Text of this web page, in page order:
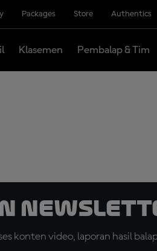
Packages Store Authentics
Klasemen Pembalap & Tim
konten video, laporan hasil